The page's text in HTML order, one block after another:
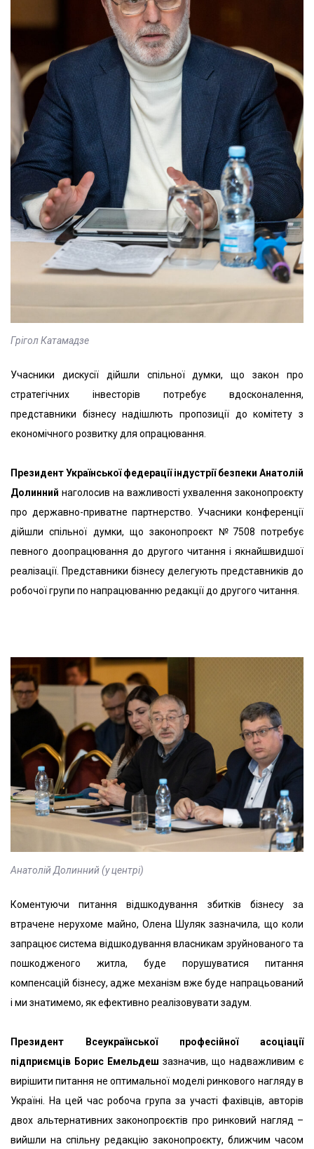
Грігол Катамадзе
Учасники дискусії дійшли спільної думки, що закон про
стратегічних інвесторів потребує вдосконалення,
представники бізнесу надішлють пропозиції до комітету з
економічного розвитку для опрацювання.
Президент Української федерації індустрії безпеки Анатолій
Долинний наголосив на важливості ухвалення законопроєкту
про державно-приватне партнерство. Учасники конференції
дійшли спільної думки, що законопроєкт №7508 потребує
певного доопрацювання до другого читання і якнайшвидшої
реалізації. Представники бізнесу делегують представників до
робочої групи по напрацюванню редакції до другого читання.
Анатолій Долинний (у центрі)
Коментуючи питання відшкодування збитків бізнесу за
втрачене нерухоме майно, Олена Шуляк зазначила, що коли
запрацює система відшкодування власникам зруйнованого та
пошкодженого житла, буде порушуватися питання
компенсацій бізнесу, адже механізм вже буде напрацьований
і ми знатимемо, як ефективно реалізовувати задум.
Президент Всеукраїнської професійної асоціації
підприємців Борис Емельдеш зазначив, що надважливим є
вирішити питання не оптимальної моделі ринкового нагляду в
Україні. На цей час робоча група за участі фахівців, авторів
двох альтернативних законопроєктів про ринковий нагляд –
вийшли на спільну редакцію законопроєкту, ближчим часом